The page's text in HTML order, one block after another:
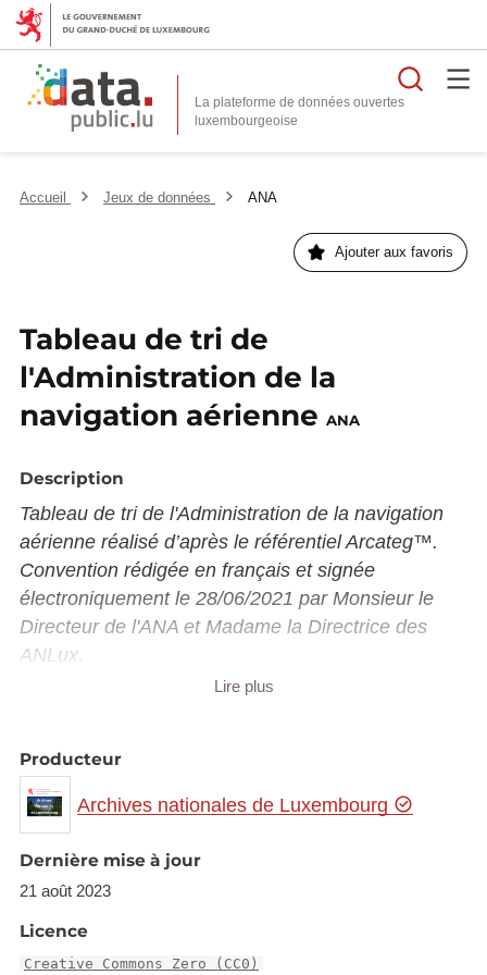
La plateforme de données ouvertes
Accueil Jeux de données ANA
Ajouter aux favoris
Tableau de tri de
l'Administration de la
navigation aérienne ANA
Description
Tableau de tri de l'Administration de la navigation
aérienne réalisé d’après le référentiel Arcateg™.
Convention rédigée en français et signée
électroniquement le 28/06/2021 par Monsieur le
Directeur de l'ANA et Madame la Directrice des
ANLux.
Historique de l’administration :
Les missions relatives à la navigation aérienne
suivent l’histoire de l’aviation, des années 1930
jusqu’à aujourd’hui. En effet, les années 1930
marquent le début de l’aviation sportive sur le site
du Findel. Une première loi permet la construction
d’un aéroport et réglementant la circulation
aérienne est alors votée.
Lire plus
Producteur
Archives nationales de Luxembourg
Dernière mise à jour
21 août 2023
Licence
Creative Commons Zero (CC0)